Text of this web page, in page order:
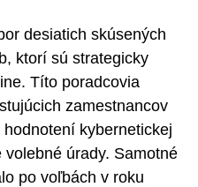
desiatich skúsených
ktorí sú strategicky
Títo poradcovia
zamestnancov
kybernetickej
úrady. Samotné
po voľbách v roku